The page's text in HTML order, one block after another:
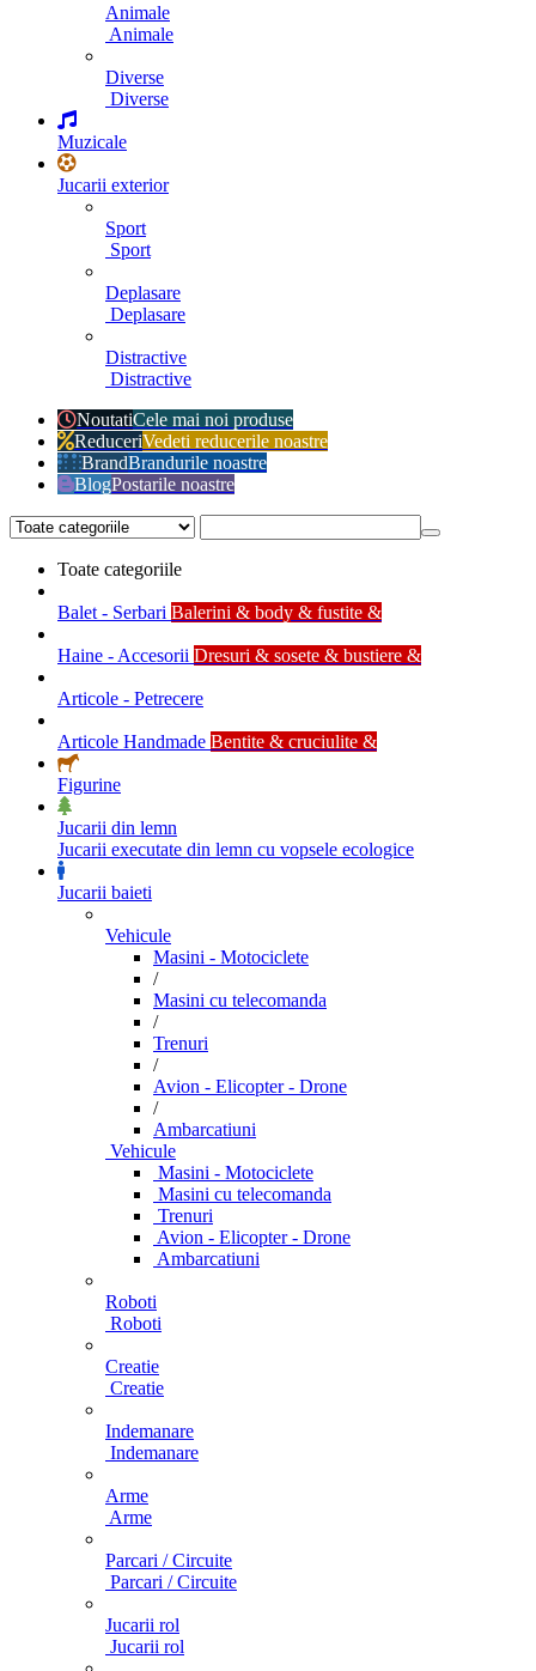
Animale
Animale
Diverse
Diverse
Muzicale
Jucarii exterior
Sport
Sport
Deplasare
Deplasare
Distractive
Distractive
NoutatiCele mai noi produse
ReduceriVedeti reducerile noastre
BrandBrandurile noastre
BlogPostarile noastre
Toate categoriile
Balet - Serbari Balerini & body & fustite &
Haine - Accesorii Dresuri & sosete & bustiere &
Articole - Petrecere
Articole Handmade Bentite & cruciulite &
Figurine
Jucarii din lemn
Jucarii executate din lemn cu vopsele ecologice
Jucarii baieti
Vehicule
Masini - Motociclete
/
Masini cu telecomanda
/
Trenuri
/
Avion - Elicopter - Drone
/
Ambarcatiuni
Vehicule
Masini - Motociclete
Masini cu telecomanda
Trenuri
Avion - Elicopter - Drone
Ambarcatiuni
Roboti
Roboti
Creatie
Creatie
Indemanare
Indemanare
Arme
Arme
Parcari / Circuite
Parcari / Circuite
Jucarii rol
Jucarii rol